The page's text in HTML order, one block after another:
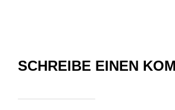
SCHREIBE EINEN